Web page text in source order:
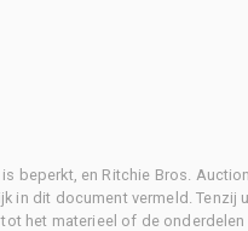
beperkt, en Ritchie Bros.
in dit document vermeld. Tenzij
het materieel of de onderdelen